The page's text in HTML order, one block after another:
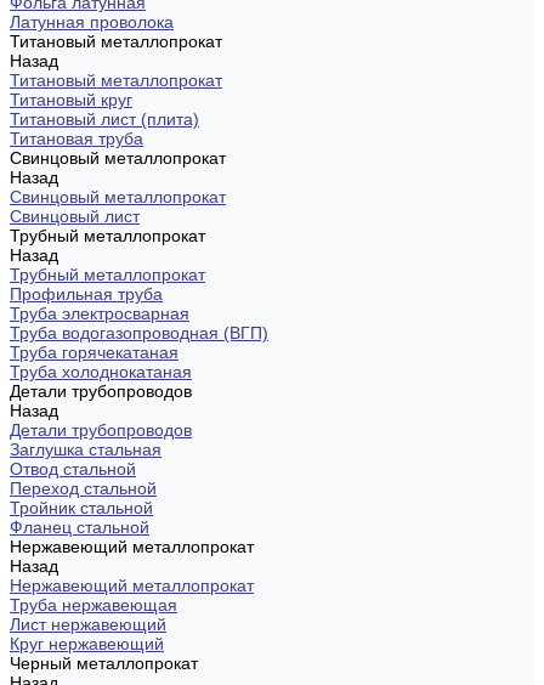
Латунная проволока
Титановый металлопрокат
Назад
Титановый металлопрокат
Титановый круг
Титановый лист (плита)
Титановая труба
Свинцовый металлопрокат
Назад
Свинцовый металлопрокат
Свинцовый лист
Трубный металлопрокат
Назад
Трубный металлопрокат
Профильная труба
Труба электросварная
Труба водогазопроводная (ВГП)
Труба горячекатаная
Труба холоднокатаная
Детали трубопроводов
Назад
Детали трубопроводов
Заглушка стальная
Отвод стальной
Переход стальной
Тройник стальной
Фланец стальной
Нержавеющий металлопрокат
Назад
Нержавеющий металлопрокат
Труба нержавеющая
Лист нержавеющий
Круг нержавеющий
Черный металлопрокат